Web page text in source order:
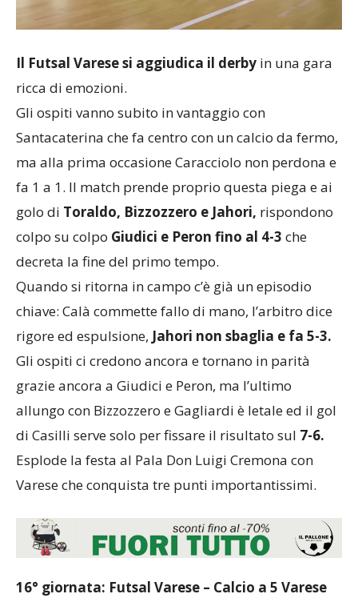
Il Futsal Varese si aggiudica il derby in una gara
ricca di emozioni.
Gli ospiti vanno subito in vantaggio con
Santacaterina che fa centro con un calcio da fermo,
ma alla prima occasione Caracciolo non perdona e
fa 1 a 1. Il match prende proprio questa piega e ai
golo di Toraldo, Bizzozzero e Jahori, rispondono
colpo su colpo Giudici e Peron fino al 4-3 che
decreta la fine del primo tempo.
Quando si ritorna in campo c’è già un episodio
chiave: Calà commette fallo di mano, l’arbitro dice
rigore ed espulsione, Jahori non sbaglia e fa 5-3.
Gli ospiti ci credono ancora e tornano in parità
grazie ancora a Giudici e Peron, ma l’ultimo
allungo con Bizzozzero e Gagliardi è letale ed il gol
di Casilli serve solo per fissare il risultato sul 7-6.
Esplode la festa al Pala Don Luigi Cremona con
Varese che conquista tre punti importantissimi.
16° giornata: Futsal Varese – Calcio a 5 Varese